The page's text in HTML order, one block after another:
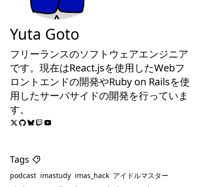
Yuta Goto
フリーランスのソフトウェアエンジニア
です。現在はReact.jsを使用したWebフ
ロントエンドの開発やRuby on Railsを使
用したサーバサイドの開発を行っていま
す。
Tags
podcast imastudy imas_hack アイドルマスター